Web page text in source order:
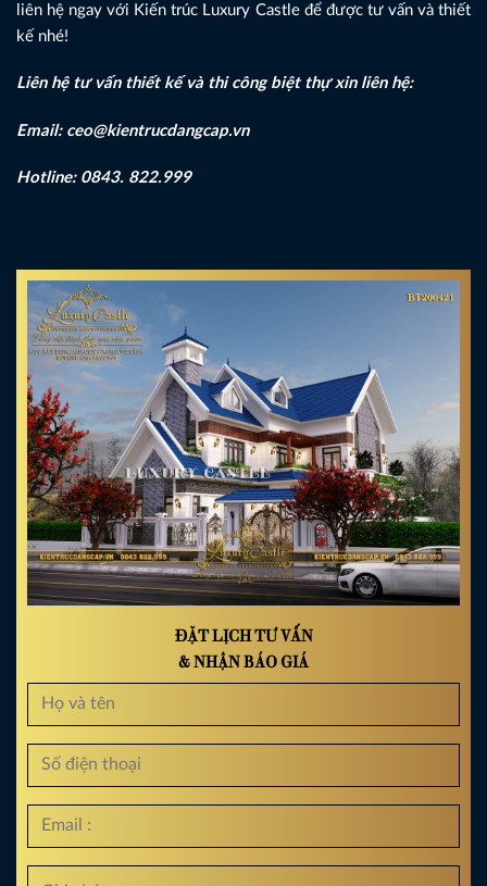
liên hệ ngay với Kiến trúc Luxury Castle để được tư vấn và thiết
kế nhé!
Liên hệ tư vấn thiết kế và thi công biệt thự xin liên hệ:
Email: ceo@kientrucdangcap.vn
Hotline: 0843. 822.999
ĐẶT LỊCH TƯ VẤN
& NHẬN BÁO GIÁ